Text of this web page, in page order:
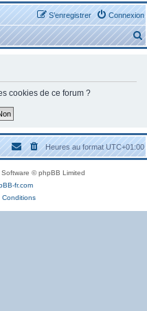
Connexion
S’enregistrer
e
c
h
cookies de ce forum ?
Heures au formatUTC+01:00
© phpBB Limited
fr.com
Conditions